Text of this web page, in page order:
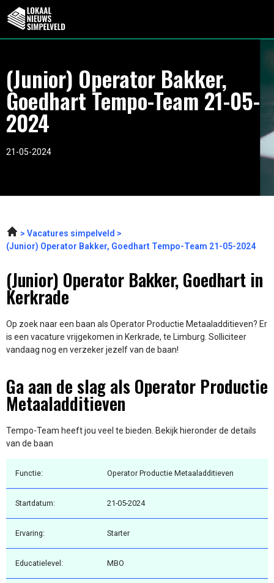
(Junior) Operator Bakker,
Goedhart Tempo-Team 21-05-
2024
21-05-2024
Vacatures simpelveld
(Junior) Operator Bakker, Goedhart Tempo-Team 21-05-2024
(Junior) Operator Bakker, Goedhart in
Kerkrade
Op zoek naar een baan als Operator Productie Metaaladditieven? Er
is een vacature vrijgekomen in Kerkrade, te Limburg. Solliciteer
vandaag nog en verzeker jezelf van de baan!
Ga aan de slag als Operator Productie
Metaaladditieven
Tempo-Team heeft jou veel te bieden. Bekijk hieronder de details
van de baan
Functie: Operator Productie Metaaladditieven
Startdatum: 21-05-2024
Ervaring: Starter
Educatielevel: MBO